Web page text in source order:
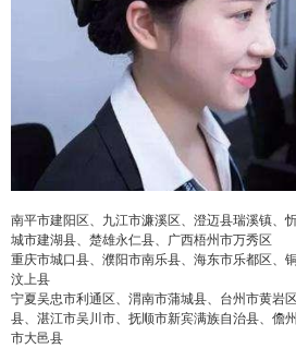
南平市建阳区、九江市濂溪区、澄迈县瑞溪镇、
城市建湖县、楚雄永仁县、广西梧州市万秀区
重庆市城口县、濮阳市南乐县、海东市乐都区、
汶上县
宁夏吴忠市利通区、渭南市蒲城县、台州市黄岩
县、湛江市吴川市、抚顺市新宾满族自治县、儋
市大邑县